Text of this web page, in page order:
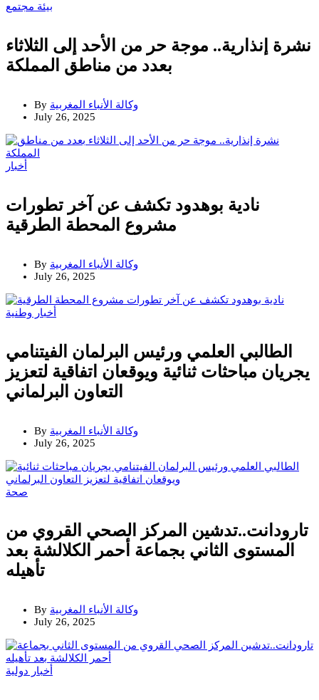
بيئة مجتمع
نشرة إنذارية.. موجة حر من الأحد إلى الثلاثاء
بعدد من مناطق المملكة
By وكالة الأنباء المغربية
July 26, 2025
أخبار
نادية بوهدود تكشف عن آخر تطورات
مشروع المحطة الطرقية
By وكالة الأنباء المغربية
July 26, 2025
أخبار وطنية
الطالبي العلمي ورئيس البرلمان الفيتنامي
يجريان مباحثات ثنائية ويوقعان اتفاقية لتعزيز
التعاون البرلماني
By وكالة الأنباء المغربية
July 26, 2025
صحة
تارودانت..تدشين المركز الصحي القروي من
المستوى الثاني بجماعة أحمر الكلالشة بعد
تأهيله
By وكالة الأنباء المغربية
July 26, 2025
أخبار دولية